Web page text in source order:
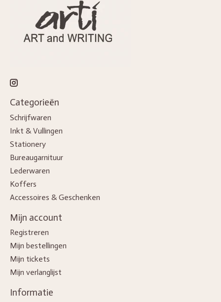
Categorieën
Schrijfwaren
Inkt & Vullingen
Stationery
Bureaugarnituur
Lederwaren
Koffers
Accessoires & Geschenken
Mijn account
Registreren
Mijn bestellingen
Mijn tickets
Mijn verlanglijst
Informatie